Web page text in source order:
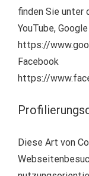
finden Sie unter
YouTube,
https://
Facebook
https://
Diese Art von